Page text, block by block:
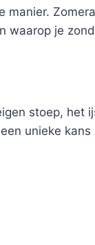
waarop je
stoep, het
unieke